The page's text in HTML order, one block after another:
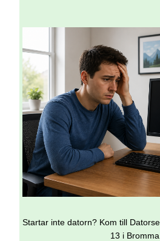
Startar inte datorn? Kom till
13 i Bromma.